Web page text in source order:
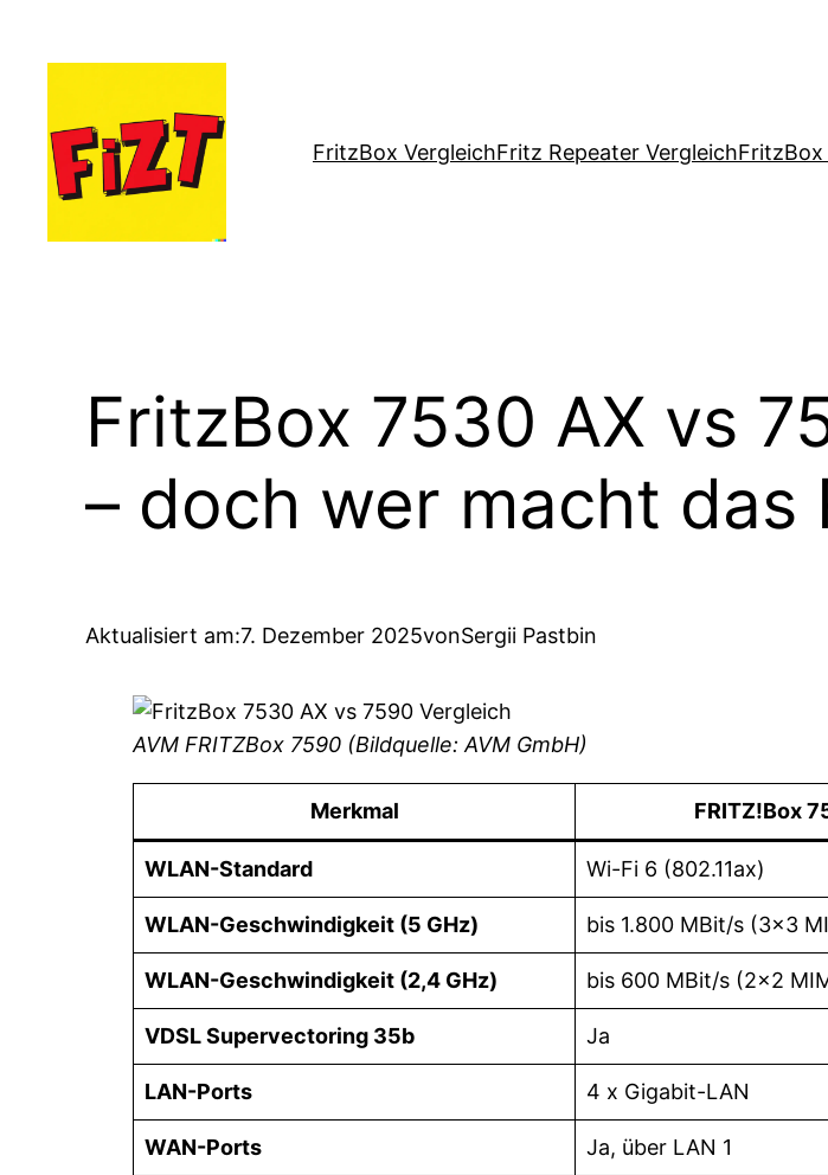
Inhalt
FritzBox VergleichFritz Repeater Vergleich
FritzBox 7530 AX vs
– doch wer macht das
Aktualisiert am:7. Dezember 2025vonSergii Pastbin
AVM FRITZBox 7590 (Bildquelle: AVM GmbH)
Merkmal FRITZ!Box
WLAN-Standard Wi-Fi 6 (802.11ax)
WLAN-Geschwindigkeit (5 GHz) bis 1.800 MBit/s (3×3
WLAN-Geschwindigkeit (2,4 GHz) bis 600 MBit/s (2×2
VDSL Supervectoring 35b Ja
LAN-Ports 4 x Gigabit-LAN
WAN-Ports Ja, über LAN 1